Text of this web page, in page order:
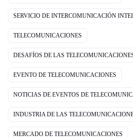
SERVICIO DE INTERCOMUNICACIÓN
TELECOMUNICACIONES
DESAFÍOS DE LAS
EVENTO DE TELECOMUNICACIONES
NOTICIAS DE EVENTOS DE
INDUSTRIA DE LAS
MERCADO DE TELECOMUNICACIONES